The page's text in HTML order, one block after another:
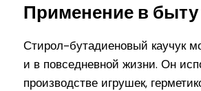
Применение в быту
Стирол-бутадиеновый каучук
и в повседневной жизни. Он
производстве игрушек,